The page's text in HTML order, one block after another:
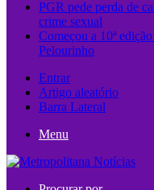
PGR pede perda de
crime sexual
Começou a 10ª
Pelourinho
Entrar
Artigo aleatório
Barra Lateral
Menu